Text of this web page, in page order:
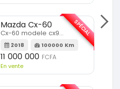
Mazda Cx-60
Cx-60 modele cx9 full option
2018 100000 Km
11 000 000 FCFA
En vente
SPÉCIAL